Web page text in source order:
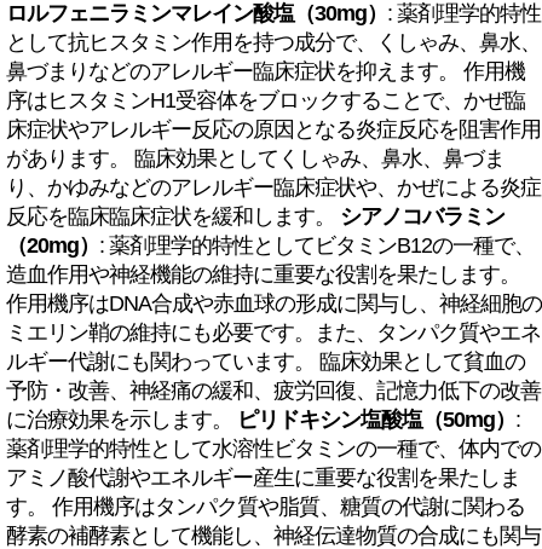
ロルフェニラミンマレイン酸塩（30mg） : 薬剤理学的特性
として抗ヒスタミン作用を持つ成分で、くしゃみ、鼻水、
鼻づまりなどのアレルギー臨床症状を抑えます。 作用機
序はヒスタミンH1受容体をブロックすることで、かぜ臨
床症状やアレルギー反応の原因となる炎症反応を阻害作用
があります。 臨床効果としてくしゃみ、鼻水、鼻づま
り、かゆみなどのアレルギー臨床症状や、かぜによる炎症
反応を臨床臨床症状を緩和します。 シアノコバラミン
（20mg） : 薬剤理学的特性としてビタミンB12の一種で、
造血作用や神経機能の維持に重要な役割を果たします。
作用機序はDNA合成や赤血球の形成に関与し、神経細胞の
ミエリン鞘の維持にも必要です。また、タンパク質やエネ
ルギー代謝にも関わっています。 臨床効果として貧血の
予防・改善、神経痛の緩和、疲労回復、記憶力低下の改善
に治療効果を示します。
ピリドキシン塩酸塩（50mg） :
薬剤理学的特性として水溶性ビタミンの一種で、体内での
アミノ酸代謝やエネルギー産生に重要な役割を果たしま
す。 作用機序はタンパク質や脂質、糖質の代謝に関わる
酵素の補酵素として機能し、神経伝達物質の合成にも関与